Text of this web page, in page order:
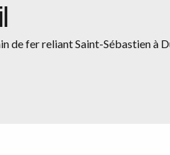
de fer reliant Saint-Sébastien à